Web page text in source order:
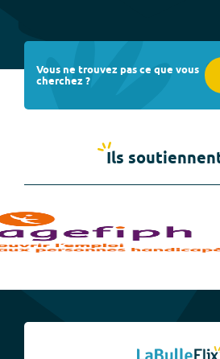
Vous ne trouvez pas ce que vous
cherchez ?
Ils